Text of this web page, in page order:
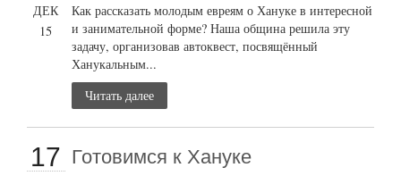
ДЕК
15
Как рассказать молодым евреям о Хануке в интересной
и занимательной форме? Наша община решила эту
задачу, организовав автоквест, посвящённый
Ханукальным...
Читать далее
17 Готовимся к Хануке